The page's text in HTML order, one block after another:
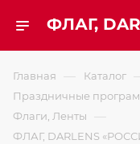
Главная — Каталог
Праздничные
Флаги, Ленты —
ФЛАГ, DARLENS